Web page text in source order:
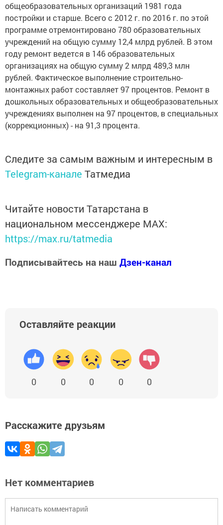
общеобразовательных организаций 1981 года
постройки и старше. Всего с 2012 г. по 2016 г. по этой
программе отремонтировано 780 образовательных
учреждений на общую сумму 12,4 млрд рублей. В этом
году ремонт ведется в 146 образовательных
организациях на общую сумму 2 млрд 489,3 млн
рублей. Фактическое выполнение строительно-
монтажных работ составляет 97 процентов. Ремонт в
дошкольных образовательных и общеобразовательных
учреждениях выполнен на 97 процентов, в специальных
(коррекционных) - на 91,3 процента.
Следите за самым важным и интересным в
Telegram-канале Татмедиа
Читайте новости Татарстана в
национальном мессенджере MАХ:
https://max.ru/tatmedia
Подписывайтесь на наш Дзен-канал
Оставляйте реакции
0 0 0 0 0
Расскажите друзьям
Нет комментариев